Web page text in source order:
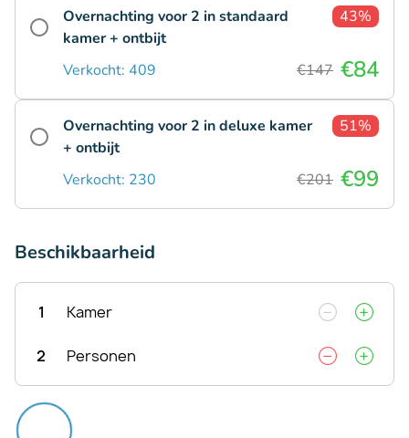
Overnachting voor 2 in standaard
kamer + ontbijt
43%
Verkocht: 409 €147 €84
Overnachting voor 2 in deluxe kamer
+ ontbijt
51%
Verkocht: 230 €201 €99
Beschikbaarheid
1 Kamer
2 Personen